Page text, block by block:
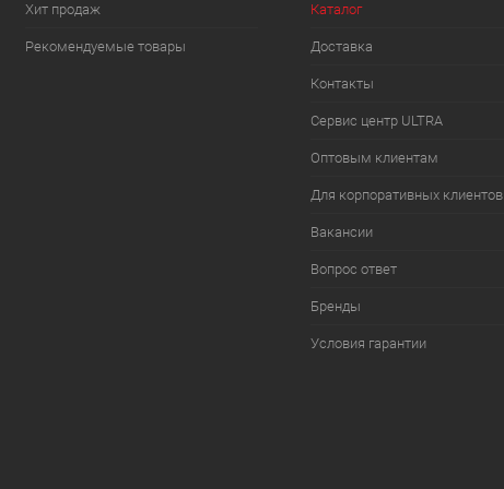
Хит продаж
Рекомендуемые товары
Каталог
Доставка
Контакты
Сервис центр ULTRA
Оптовым клиентам
Для корпоративных клиентов
Вакансии
Вопрос ответ
Бренды
Условия гарантии